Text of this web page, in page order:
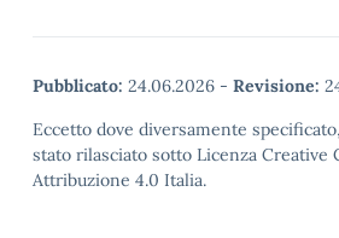
Pubblicato: 24.06.2026 - Revisione:
Eccetto dove diversamente
stato rilasciato sotto Licenza Creative
Attribuzione 4.0 Italia.